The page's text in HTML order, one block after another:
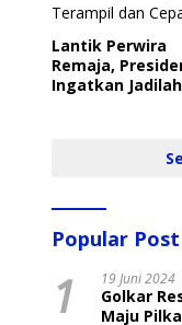
Lantik Perwira
Remaja,
Ingatkan Jadilah
Popular Post
1 19 Juni 2024
Golkar
Maju